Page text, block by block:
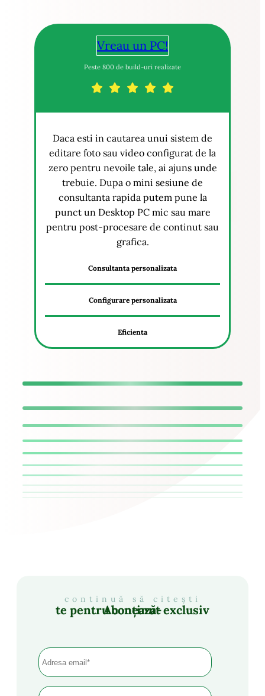
Vreau un PC!
Peste 800 de build-uri realizate
Daca esti in cautarea unui sistem de
editare foto sau video configurat de la
zero pentru nevoile tale, ai ajuns unde
trebuie. Dupa o mini sesiune de
consultanta rapida putem pune la
punct un Desktop PC mic sau mare
pentru post-procesare de continut sau
grafica.
Consultanta personalizata
Configurare personalizata
Eficienta
continuă să citești
Abonează-te pentru conținut exclusiv